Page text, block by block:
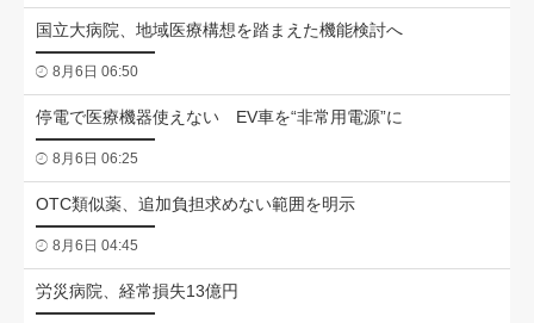
国立大病院、地域医療構想を踏まえた機能検討へ
8月6日 06:50
停電で医療機器使えない EV車を“非常用電源”に
8月6日 06:25
OTC類似薬、追加負担求めない範囲を明示
8月6日 04:45
労災病院、経常損失13億円